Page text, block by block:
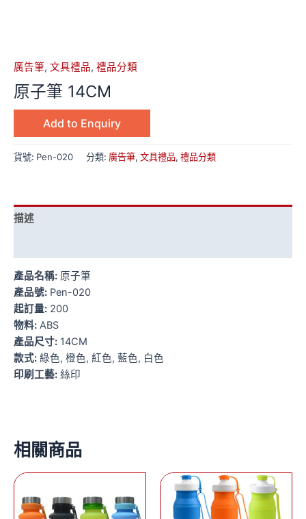
廣告筆, 文具禮品, 禮品分類
原子筆 14CM
Add to Enquiry
貨號: Pen-020 分類: 廣告筆, 文具禮品, 禮品分類
描述
產品名稱: 原子筆
產品號: Pen-020
起訂量: 200
物料: ABS
產品尺寸: 14CM
款式: 綠色, 橙色, 紅色, 藍色, 白色
印刷工藝: 絲印
相關商品